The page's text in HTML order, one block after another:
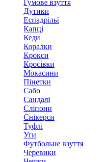
Гумове взуття
Дутики
Еспадрільї
Капці
Кеди
Коралки
Крокси
Кросівки
Мокасини
Пінетки
Сабо
Сандалі
Сліпони
Снікерси
Туфлі
Уги
Футбольне взуття
Черевики